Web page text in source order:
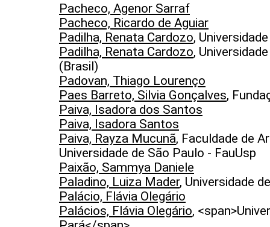
Pacheco, Agenor Sarraf
Pacheco, Ricardo de Aguiar
Padilha, Renata Cardozo,
Padilha, Renata Cardozo,
(Brasil)
Padovan, Thiago Lourenço
Paes Barreto, Silvia Gonçalves,
Paiva, Isadora dos Santos
Paiva, Isadora Santos
Paiva, Rayza Mucunã, Faculdade de
Universidade de São Paulo - FauUsp
Paixão, Sammya Daniele
Paladino, Luiza Mader, Universidade
Palácio, Flávia Olegário
Palácios, Flávia Olegário,